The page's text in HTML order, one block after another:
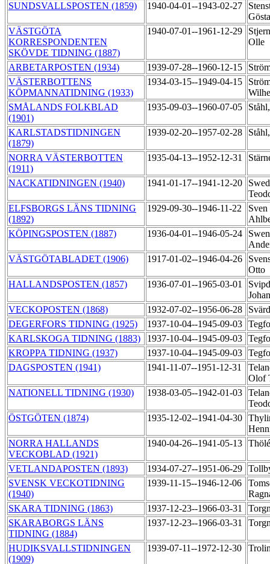
SUNDSVALLSPOSTEN (1859)
1940-04-01--1943-02-27
VÄSTGÖTA
KORRESPONDENTEN
SKÖVDE TIDNING (1887)
1940-07-01--1961-12-29
Olle
ARBETARPOSTEN (1934) 1939-07-28--1960-12-15
VÄSTERBOTTENS
KÖPMANNATIDNING (1933)
1934-03-15--1949-04-15
SMÅLANDS FOLKBLAD
(1901)
1935-09-03--1960-07-05
KARLSTADSTIDNINGEN
(1879)
1939-02-20--1957-02-28
NORRA VÄSTERBOTTEN
(1911)
1935-04-13--1952-12-31
NACKATIDNINGEN (1940) 1941-01-17--1941-12-20
ELFSBORGS LÄNS TIDNING
(1892)
1929-09-30--1946-11-22
Sven
KÖPINGSPOSTEN (1887)
1936-04-01--1946-05-24
VÄSTGÖTABLADET (1906)
1917-01-02--1946-04-26
Otto
HALLANDSPOSTEN (1857)
1936-07-01--1965-03-01
VECKOPOSTEN (1868)
1932-07-02--1956-06-28
DEGERFORS TIDNING (1925)
1937-10-04--1945-09-03
KARLSKOGA TIDNING (1883)
1937-10-04--1945-09-03
KROPPA TIDNING (1937)
1937-10-04--1945-09-03
DAGSPOSTEN (1941)
1941-11-07--1951-12-31
Olof
NATIONELL TIDNING (1930)
1938-03-05--1942-01-03
ÖSTGÖTEN (1874)
1935-12-02--1941-04-30
NORRA HALLANDS
VECKOBLAD (1921)
1940-04-26--1941-05-13
VETLANDAPOSTEN (1893) 1934-07-27--1951-06-29
SVENSK VECKOTIDNING
(1940)
1939-11-15--1946-12-06
SKARA TIDNING (1863)
1937-12-23--1966-03-31
SKARABORGS LÄNS
TIDNING (1884)
1937-12-23--1966-03-31
HUDIKSVALLSTIDNINGEN
(1909)
1939-07-11--1972-12-30